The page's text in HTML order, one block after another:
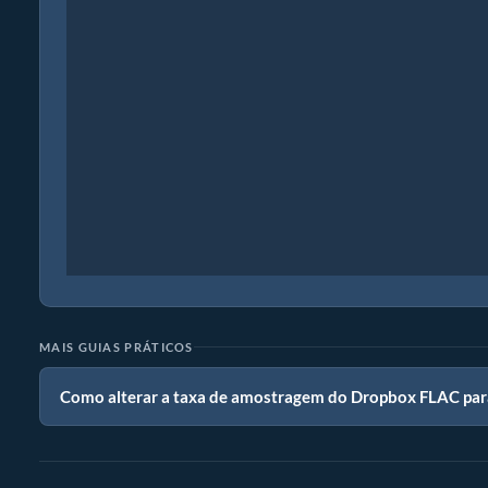
MAIS GUIAS PRÁTICOS
Como alterar a taxa de amostragem do Dropbox FLAC